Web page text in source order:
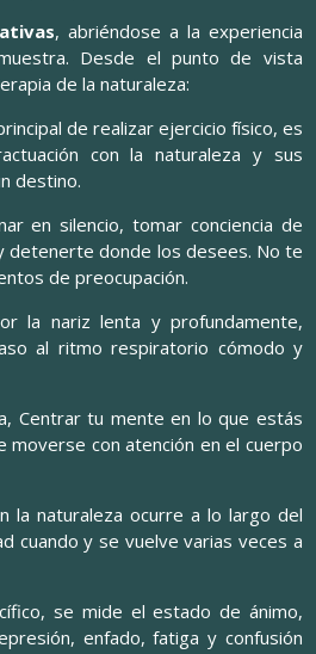
, abriéndose a la experiencia
Desde el punto de vista
de la naturaleza:
de realizar ejercicio físico, es
con la naturaleza y sus
destino.
en silencio, tomar conciencia de
detenerte donde los desees. No te
de preocupación.
la nariz lenta y profundamente,
al ritmo respiratorio cómodo y
Centrar tu mente en lo que estás
moverse con atención en el cuerpo
la naturaleza ocurre a lo largo del
cuando y se vuelve varias veces a
se mide el estado de ánimo,
enfado, fatiga y confusión